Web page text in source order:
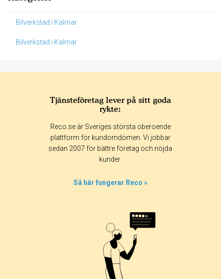
Bilverkstad i Kalmar
Bilverkstad i Kalmar
Tjänsteföretag lever på sitt goda
rykte:
Reco.se är Sveriges största oberoende
plattform för kundomdömen. Vi jobbar
sedan 2007 för bättre företag och nöjda
kunder.
Så här fungerar Reco »